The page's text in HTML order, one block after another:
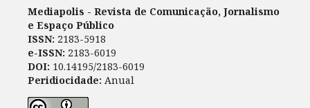
Mediapolis - Revista de Comunicação, Jornalismo
e Espaço Público
ISSN: 2183-5918
e-ISSN: 2183-6019
DOI: 10.14195/2183-6019
Peridiocidade: Anual